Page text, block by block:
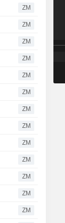
ZM
ZM
ZM
ZM
ZM
ZM
ZM
ZM
ZM
ZM
ZM
ZM
ZM